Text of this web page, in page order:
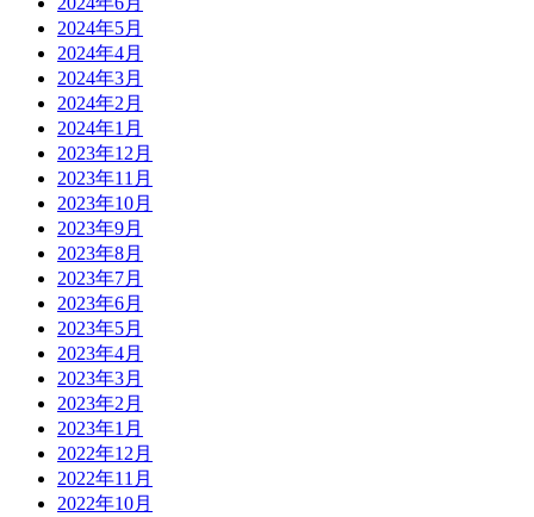
2024年5月
2024年4月
2024年3月
2024年2月
2024年1月
2023年12月
2023年11月
2023年10月
2023年9月
2023年8月
2023年7月
2023年6月
2023年5月
2023年4月
2023年3月
2023年2月
2023年1月
2022年12月
2022年11月
2022年10月